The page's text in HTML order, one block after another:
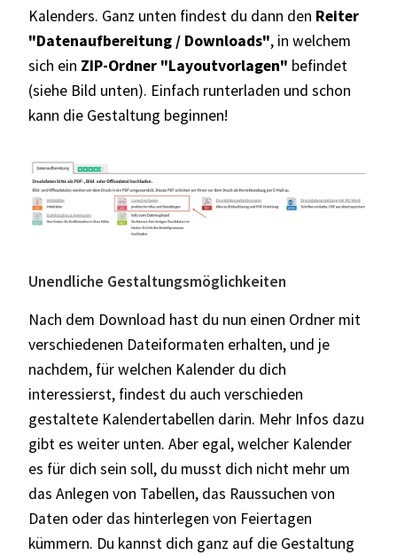
Kalenders. Ganz unten findest du dann den Reiter
"Datenaufbereitung / Downloads", in welchem
sich ein ZIP-Ordner "Layoutvorlagen" befindet
(siehe Bild unten). Einfach runterladen und schon
kann die Gestaltung beginnen!
Unendliche Gestaltungsmöglichkeiten
Nach dem Download hast du nun einen Ordner mit
verschiedenen Dateiformaten erhalten, und je
nachdem, für welchen Kalender du dich
interessierst, findest du auch verschieden
gestaltete Kalendertabellen darin. Mehr Infos dazu
gibt es weiter unten. Aber egal, welcher Kalender
es für dich sein soll, du musst dich nicht mehr um
das Anlegen von Tabellen, das Raussuchen von
Daten oder das hinterlegen von Feiertagen
kümmern. Du kannst dich ganz auf die Gestaltung